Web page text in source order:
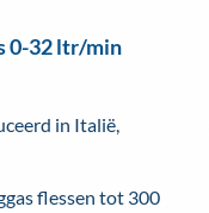
0-32 ltr/min
in Italië,
flessen tot 300